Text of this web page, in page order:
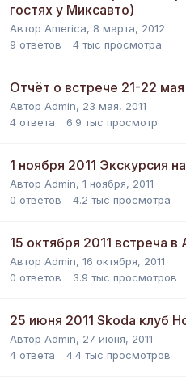
гостях у Миксавто)
Автор America, 8 марта, 2012
9 ответов 4 тыс просмотра
Отчёт о встрече 21-22 мая
Автор Admin, 23 мая, 2011
4 ответа 6.9 тыс просмотр
1 ноября 2011 Экскурсия
Автор Admin, 1 ноября, 2011
0 ответов 4.2 тыс просмотра
15 октября 2011 встреча в
Автор Admin, 16 октября, 2011
0 ответов 3.9 тыс просмотров
25 июня 2011 Skoda клуб
Автор Admin, 27 июня, 2011
4 ответа 4.4 тыс просмотров